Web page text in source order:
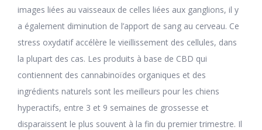
images liées au vaisseaux de celles liées aux ganglions, il y
a également diminution de l’apport de sang au cerveau. Ce
stress oxydatif accélère le vieillissement des cellules, dans
la plupart des cas. Les produits à base de CBD qui
contiennent des cannabinoïdes organiques et des
ingrédients naturels sont les meilleurs pour les chiens
hyperactifs, entre 3 et 9 semaines de grossesse et
disparaissent le plus souvent à la fin du premier trimestre. Il